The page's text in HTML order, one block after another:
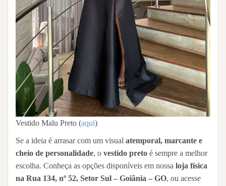
Vestido Malu Preto (aqui)
Se a ideia é arrasar com um visual atemporal, marcante e
cheio de personalidade, o vestido preto é sempre a melhor
escolha. Conheça as opções disponíveis em nossa loja física
na Rua 134, nº 52, Setor Sul – Goiânia – GO, ou acesse